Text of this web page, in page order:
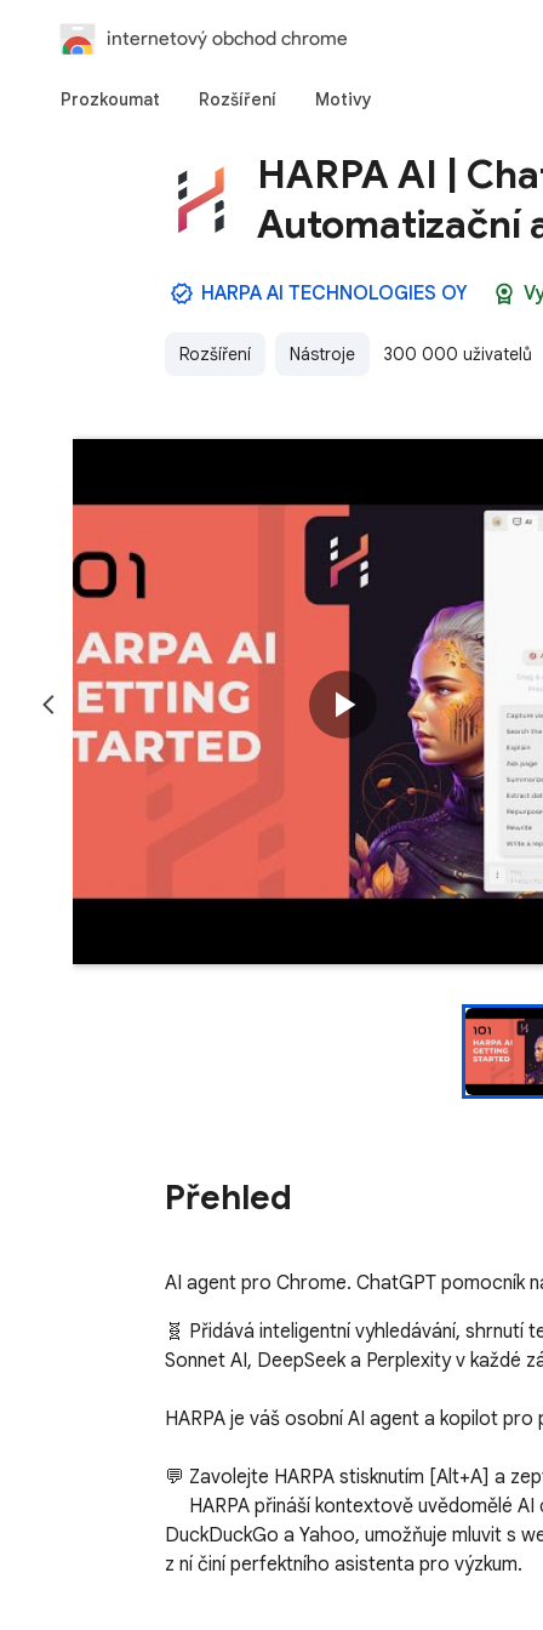
internetový obchod chrome
Prozkoumat Rozšíření Motivy
HARPA AI |
Automatizační
HARPA AI TECHNOLOGIES OY
Rozšíření Nástroje 300 000 uživatelů
Přehled
AI agent pro Chrome. ChatGPT pomocník
🧬 Přidává inteligentní vyhledávání,
Sonnet AI, DeepSeek a Perplexity v každé
HARPA je váš osobní AI agent a kopilot
💬 Zavolejte HARPA stisknutím [Alt+A] a
DuckDuckGo a Yahoo, umožňuje mluvit s
z ní činí perfektního asistenta pro výzkum.